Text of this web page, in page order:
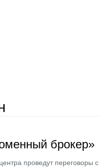
брокер»
проведут переговоры с